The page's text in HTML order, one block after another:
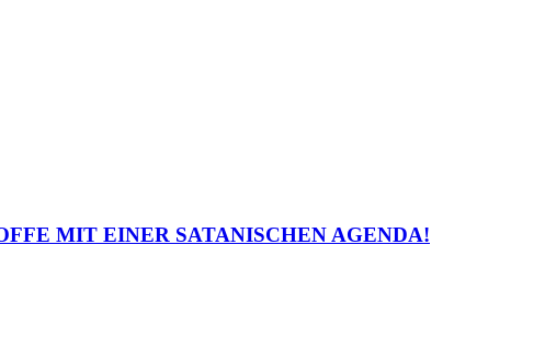
MIT EINER SATANISCHEN AGENDA!